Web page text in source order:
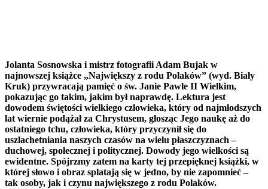
Jolanta Sosnowska i mistrz fotografii Adam Bujak w
najnowszej książce „Największy z rodu Polaków” (wyd. Biały
Kruk) przywracają pamięć o św. Janie Pawle II Wielkim,
pokazując go takim, jakim był naprawdę. Lektura jest
dowodem świętości wielkiego człowieka, który od najmłodszych
lat wiernie podążał za Chrystusem, głosząc Jego naukę aż do
ostatniego tchu, człowieka, który przyczynił się do
uszlachetniania naszych czasów na wielu płaszczyznach –
duchowej, społecznej i politycznej. Dowody jego wielkości są
ewidentne. Spójrzmy zatem na karty tej przepięknej książki, w
której słowo i obraz splatają się w jedno, by nie zapomnieć –
tak osoby, jak i czynu największego z rodu Polaków.